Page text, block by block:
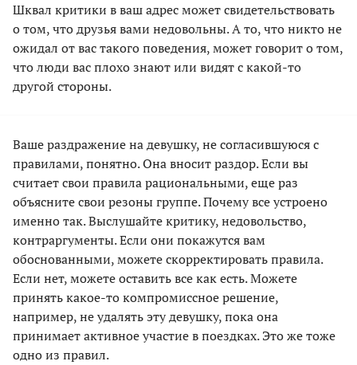
Шквал критики в ваш адрес может свидетельствовать
о том, что друзья вами недовольны. А то, что никто не
ожидал от вас такого поведения, может говорит о том,
что люди вас плохо знают или видят с какой-то
другой стороны.
Ваше раздражение на девушку, не согласившуюся с
правилами, понятно. Она вносит раздор. Если вы
считает свои правила рациональными, еще раз
объясните свои резоны группе. Почему все устроено
именно так. Выслушайте критику, недовольство,
контраргументы. Если они покажутся вам
обоснованными, можете скорректировать правила.
Если нет, можете оставить все как есть. Можете
принять какое-то компромиссное решение,
например, не удалять эту девушку, пока она
принимает активное участие в поездках. Это же тоже
одно из правил.